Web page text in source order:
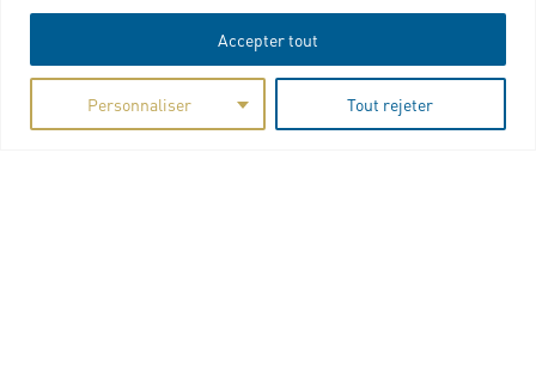
Personnaliser Tout rejeter
Accepter tout
Marchés publics
Mentions légales